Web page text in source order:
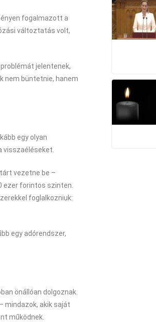
fogalmazott a
változtatás volt,
jelentenek,
nem büntetnie, hanem
egy olyan
visszaéléseket.
vezetne be –
ezer forintos szinten.
foglalkozniuk:
egy adórendszer,
önállóan dolgoznak.
mindazok, akik saját
működnek.